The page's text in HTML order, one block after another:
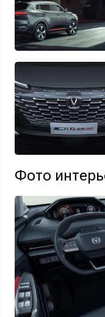
Фото